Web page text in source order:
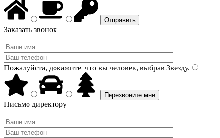
Заказать звонок
Пожалуйста, докажите, что вы человек, выбрав Звезду.
Письмо директору